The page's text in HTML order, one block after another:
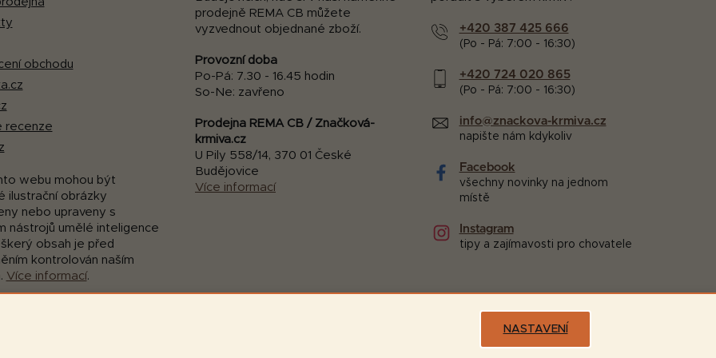
NASTAVENÍ
obchodu
recenze
webu mohou být
ilustrační obrázky
nebo upraveny s
nástrojů umělé inteligence
obsah je před
kontrolován naším
Více informací.
prodejně REMA CB můžete
vyzvednout objednané zboží.
Provozní doba
Po-Pá: 7.30 - 16.45 hodin
So-Ne: zavřeno
Prodejna REMA CB / Značková-
krmiva.cz
U Pily 558/14, 370 01 České
Budějovice
Více informací
+420 387 425 666
(Po - Pá: 7:00 - 16:30)
+420 724 020 865
(Po - Pá: 7:00 - 16:30)
info@znackova-krmiva.cz
napište nám kdykoliv
Facebook
všechny novinky na jednom
místě
Instagram
tipy a zajímavosti pro chovatele